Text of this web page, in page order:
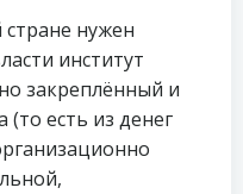
нужен
институт
закреплённый и
есть из денег